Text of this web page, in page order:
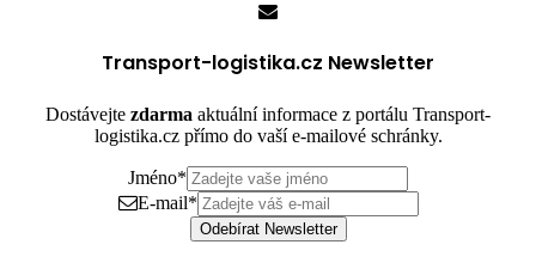
Transport-logistika.cz Newsletter
Dostávejte zdarma aktuální informace z portálu Transport-
logistika.cz přímo do vaší e-mailové schránky.
Jméno*
E-mail*
Odebírat Newsletter